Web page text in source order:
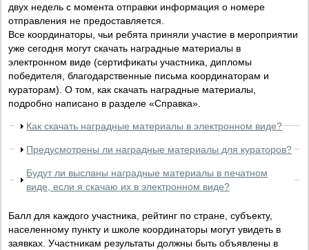
двух недель с момента отправки информация о номере
отправления не предоставляется.
Все координаторы, чьи ребята приняли участие в мероприятии
уже сегодня могут скачать наградные материалы в
электронном виде (сертификаты участника, дипломы
победителя, благодарственные письма координаторам и
кураторам). О том, как скачать наградные материалы,
подробно написано в разделе «Справка».
Как скачать наградные материалы в электронном виде?
Предусмотрены ли наградные материалы для кураторов?
Будут ли высланы наградные материалы в печатном
виде, если я скачаю их в электронном виде?
Балл для каждого участника, рейтинг по стране, субъекту,
населенному пункту и школе координаторы могут увидеть в
заявках. Участникам результаты должны быть объявлены в